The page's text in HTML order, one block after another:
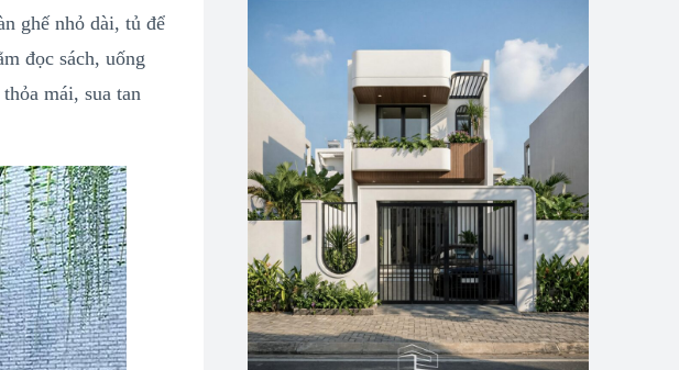
ghế nhỏ dài, tủ để
đọc sách, uống
mái, sua tan